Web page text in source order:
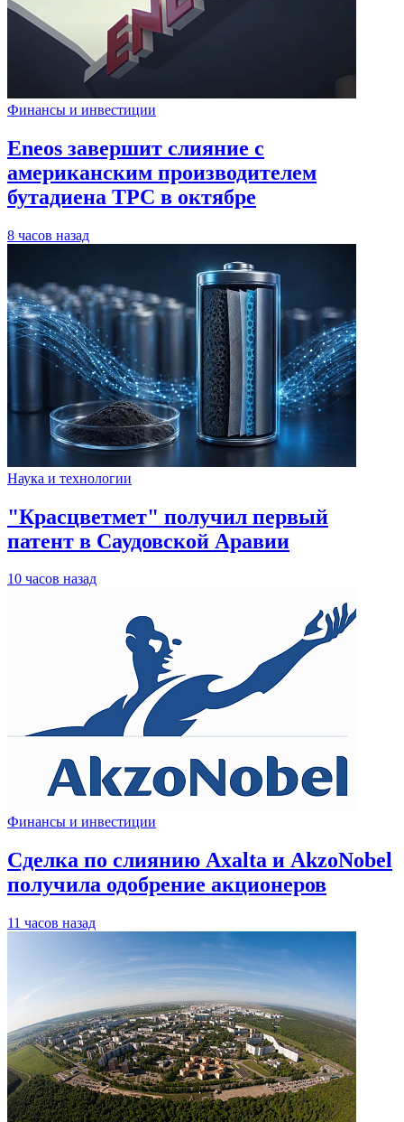
Финансы и инвестиции
Eneos завершит слияние с
американским производителем
бутадиена TPC в октябре
8 часов назад
Наука и технологии
"Красцветмет" получил первый
патент в Саудовской Аравии
10 часов назад
Финансы и инвестиции
Сделка по слиянию Axalta и AkzoNobel
получила одобрение акционеров
11 часов назад